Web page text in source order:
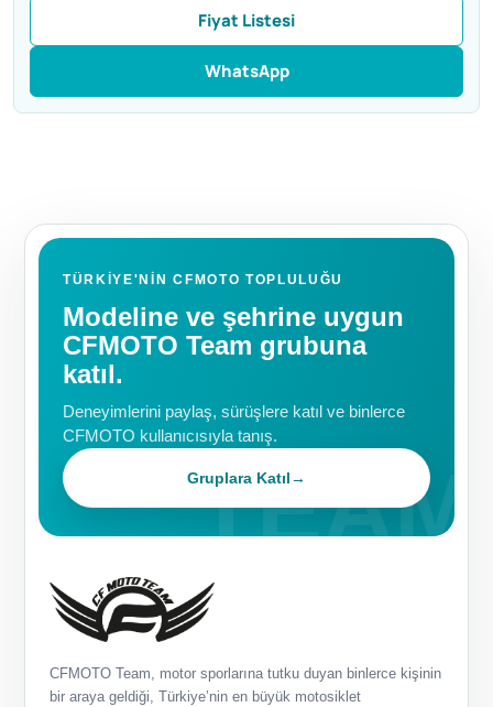
Fiyat Listesi
WhatsApp
TÜRKIYE'NIN CFMOTO TOPLULUĞU
Modeline ve şehrine uygun
CFMOTO Team grubuna
katıl.
Deneyimlerini paylaş, sürüşlere katıl ve binlerce
CFMOTO kullanıcısıyla tanış.
Gruplara Katıl→
CFMOTO Team, motor sporlarına tutku duyan binlerce kişinin
bir araya geldiği, Türkiye’nin en büyük motosiklet